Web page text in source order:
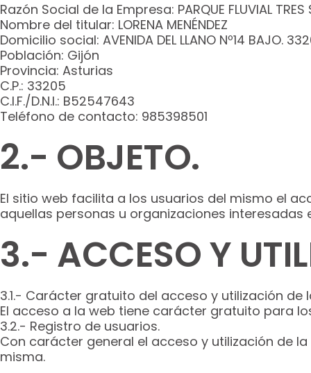
Razón Social de la Empresa: PARQUE FLUVIAL TRES
Nombre del titular: LORENA MENÉNDEZ
Domicilio social: AVENIDA DEL LLANO Nº14 BAJO.
Población: Gijón
Provincia: Asturias
C.P.: 33205
C.I.F./D.N.I.: B52547643
Teléfono de contacto: 985398501
2.- OBJETO.
El sitio web facilita a los usuarios del mismo el
aquellas personas u organizaciones interesadas
3.- ACCESO Y
3.1.- Carácter gratuito del acceso y utilización de
El acceso a la web tiene carácter gratuito para
3.2.- Registro de usuarios.
Con carácter general el acceso y utilización de
misma.